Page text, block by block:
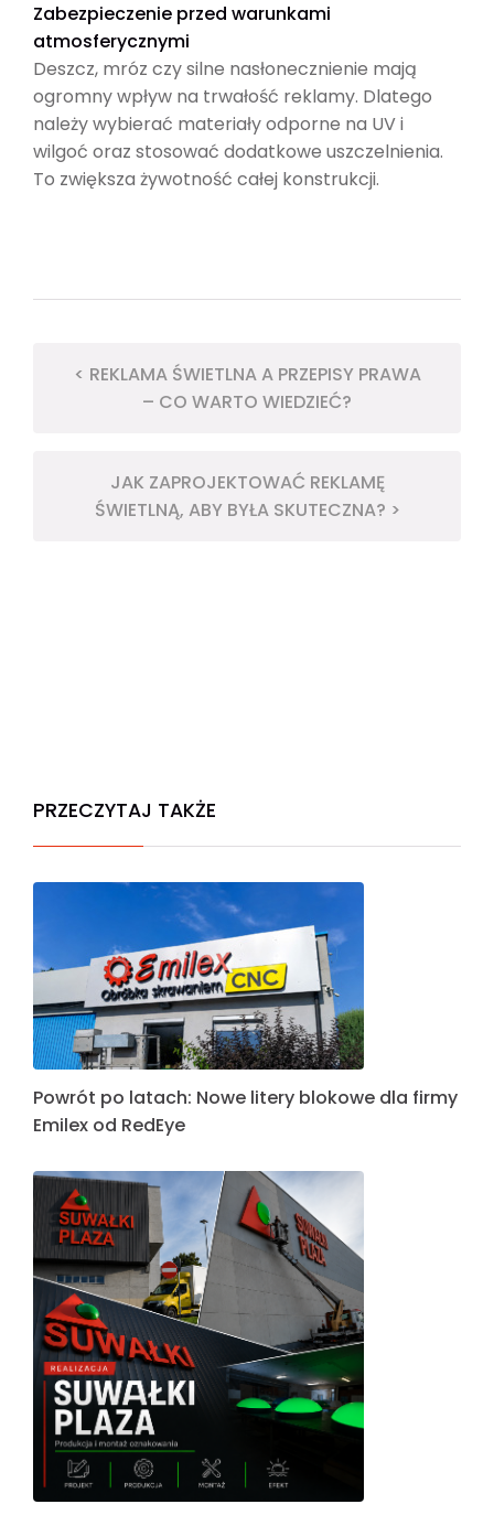
Zabezpieczenie przed warunkami
atmosferycznymi
Deszcz, mróz czy silne nasłonecznienie mają
ogromny wpływ na trwałość reklamy. Dlatego
należy wybierać materiały odporne na UV i
wilgoć oraz stosować dodatkowe uszczelnienia.
To zwiększa żywotność całej konstrukcji.
< REKLAMA ŚWIETLNA A PRZEPISY PRAWA
– CO WARTO WIEDZIEĆ?
JAK ZAPROJEKTOWAĆ REKLAMĘ
ŚWIETLNĄ, ABY BYŁA SKUTECZNA? >
PRZECZYTAJ TAKŻE
Powrót po latach: Nowe litery blokowe dla firmy
Emilex od RedEye